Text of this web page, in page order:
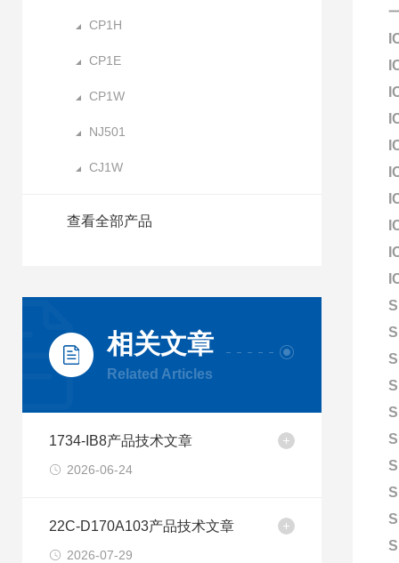
CP1H
CP1E
CP1W
NJ501
CJ1W
查看全部产品
相关文章
Related Articles
1734-IB8产品技术文章
2026-06-24
22C-D170A103产品技术文章
2026-07-29